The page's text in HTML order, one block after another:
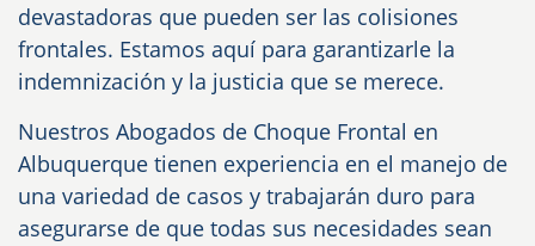
devastadoras que pueden ser las colisiones
frontales. Estamos aquí para garantizarle la
indemnización y la justicia que se merece.
Nuestros Abogados de Choque Frontal en
Albuquerque tienen experiencia en el manejo de
una variedad de casos y trabajarán duro para
asegurarse de que todas sus necesidades sean